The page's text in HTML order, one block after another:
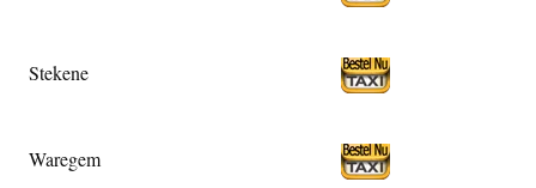
Stekene
Waregem